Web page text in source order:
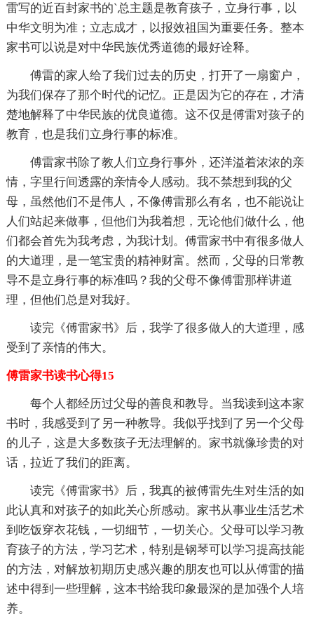
雷写的近百封家书的`总主题是教育孩子，立身行事，以
中华文明为准；立志成才，以报效祖国为重要任务。整本
家书可以说是对中华民族优秀道德的最好诠释。
傅雷的家人给了我们过去的历史，打开了一扇窗户，
为我们保存了那个时代的记忆。正是因为它的存在，才清
楚地解释了中华民族的优良道德。这不仅是傅雷对孩子的
教育，也是我们立身行事的标准。
傅雷家书除了教人们立身行事外，还洋溢着浓浓的亲
情，字里行间透露的亲情令人感动。我不禁想到我的父
母，虽然他们不是伟人，不像傅雷那么有名，也不能说让
人们站起来做事，但他们为我着想，无论他们做什么，他
们都会首先为我考虑，为我计划。傅雷家书中有很多做人
的大道理，是一笔宝贵的精神财富。然而，父母的日常教
导不是立身行事的标准吗？我的父母不像傅雷那样讲道
理，但他们总是对我好。
读完《傅雷家书》后，我学了很多做人的大道理，感
受到了亲情的伟大。
傅雷家书读书心得15
每个人都经历过父母的善良和教导。当我读到这本家
书时，我感受到了另一种教导。我似乎找到了另一个父母
的儿子，这是大多数孩子无法理解的。家书就像珍贵的对
话，拉近了我们的距离。
读完《傅雷家书》后，我真的被傅雷先生对生活的如
此认真和对孩子的如此关心所感动。家书从事业生活艺术
到吃饭穿衣花钱，一切细节，一切关心。父母可以学习教
育孩子的方法，学习艺术，特别是钢琴可以学习提高技能
的方法，对解放初期历史感兴趣的朋友也可以从傅雷的描
述中得到一些理解，这本书给我印象最深的是加强个人培
养。